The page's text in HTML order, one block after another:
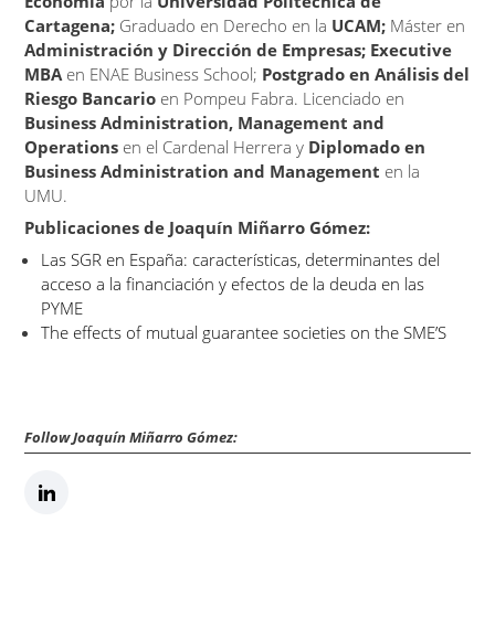
Cartagena; Graduado en Derecho en la UCAM; Máster en
Administración y Dirección de Empresas; Executive
MBA en ENAE Business School; Postgrado en Análisis del
Riesgo Bancario en Pompeu Fabra. Licenciado en
Business Administration, Management and
Operations en el Cardenal Herrera y Diplomado en
Business Administration and Management en la
UMU.
Publicaciones de Joaquín Miñarro Gómez:
Las SGR en España: características, determinantes del
acceso a la financiación y efectos de la deuda en las
PYME
The effects of mutual guarantee societies on the SME’S
Follow Joaquín Miñarro Gómez: